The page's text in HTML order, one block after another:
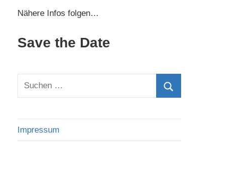
Nähere Infos folgen…
Save the Date
Suchen
Impressum